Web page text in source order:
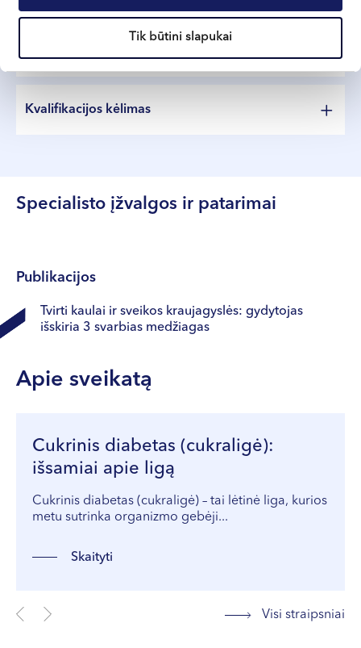
Tik būtini slapukai
2007–2013 m. Lietuvos sveikatos mokslų
universitete įgijo medicinos mokslų magistro laipsnį
Kvalifikacijos kėlimas
Specialisto įžvalgos ir patarimai
Publikacijos
Tvirti kaulai ir sveikos kraujagyslės: gydytojas
išskiria 3 svarbias medžiagas
Apie sveikatą
Cukrinis diabetas (cukraligė):
išsamiai apie ligą
Cukrinis diabetas (cukraligė) – tai lėtinė liga, kurios
metu sutrinka organizmo gebėji...
Skaityti
Visi straipsniai